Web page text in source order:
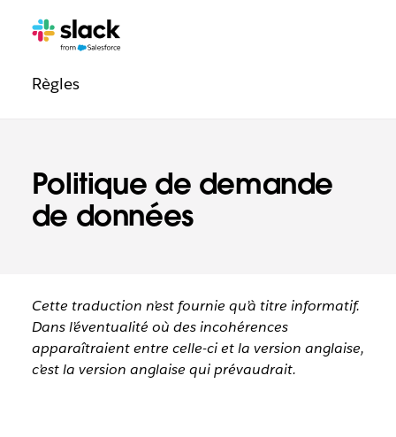
Politique de demande
de données
Navigation
Pages
Règlessupplémentaires
Cette traduction n’est fournie qu’à titre informatif.
Dans l’éventualité où des incohérences
apparaîtraient entre celle-ci et la version anglaise,
c’est la version anglaise qui prévaudrait.